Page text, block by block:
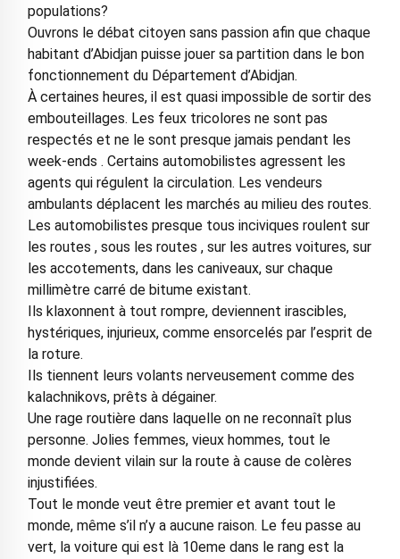
populations?
Ouvrons le débat citoyen sans passion afin que chaque
habitant d’Abidjan puisse jouer sa partition dans le bon
fonctionnement du Département d’Abidjan.
À certaines heures, il est quasi impossible de sortir des
embouteillages. Les feux tricolores ne sont pas
respectés et ne le sont presque jamais pendant les
week-ends . Certains automobilistes agressent les
agents qui régulent la circulation. Les vendeurs
ambulants déplacent les marchés au milieu des routes.
Les automobilistes presque tous inciviques roulent sur
les routes , sous les routes , sur les autres voitures, sur
les accotements, dans les caniveaux, sur chaque
millimètre carré de bitume existant.
Ils klaxonnent à tout rompre, deviennent irascibles,
hystériques, injurieux, comme ensorcelés par l’esprit de
la roture.
Ils tiennent leurs volants nerveusement comme des
kalachnikovs, prêts à dégainer.
Une rage routière dans laquelle on ne reconnaît plus
personne. Jolies femmes, vieux hommes, tout le
monde devient vilain sur la route à cause de colères
injustifiées.
Tout le monde veut être premier et avant tout le
monde, même s’il n’y a aucune raison. Le feu passe au
vert, la voiture qui est là 10eme dans le rang est la